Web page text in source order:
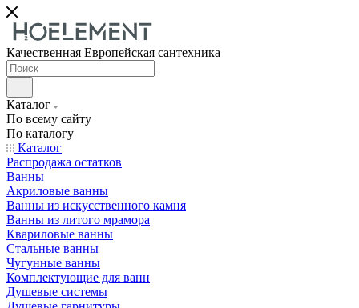
Качественная Европейская сантехника
Каталог
По всему сайту
По каталогу
Каталог
Распродажа остатков
Ванны
Акриловые ванны
Ванны из искусственного камня
Ванны из литого мрамора
Квариловые ванны
Стальные ванны
Чугунные ванны
Комплектующие для ванн
Душевые системы